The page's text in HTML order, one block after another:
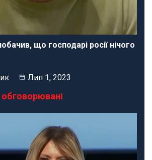
що господарі росії нічого
Лип 1, 2023